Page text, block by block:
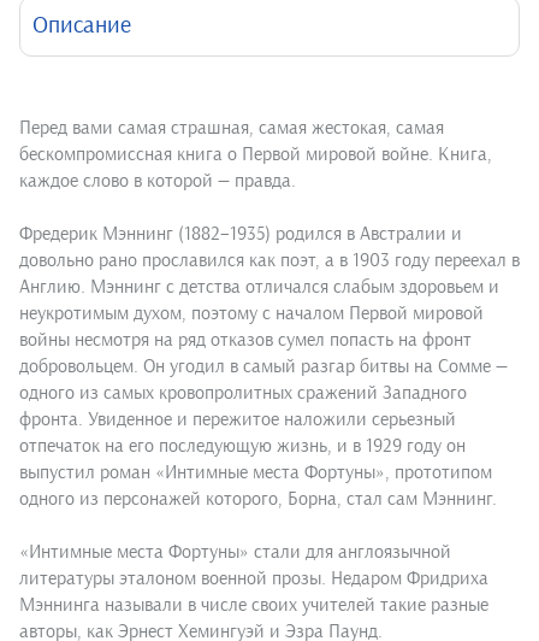
Описание
Перед вами самая страшная, самая жестокая, самая
бескомпромиссная книга о Первой мировой войне. Книга,
каждое слово в которой — правда.
Фредерик Мэннинг (1882–1935) родился в Австралии и
довольно рано прославился как поэт, а в 1903 году переехал в
Англию. Мэннинг с детства отличался слабым здоровьем и
неукротимым духом, поэтому с началом Первой мировой
войны несмотря на ряд отказов сумел попасть на фронт
добровольцем. Он угодил в самый разгар битвы на Сомме —
одного из самых кровопролитных сражений Западного
фронта. Увиденное и пережитое наложили серьезный
отпечаток на его последующую жизнь, и в 1929 году он
выпустил роман «Интимные места Фортуны», прототипом
одного из персонажей которого, Борна, стал сам Мэннинг.
«Интимные места Фортуны» стали для англоязычной
литературы эталоном военной прозы. Недаром Фридриха
Мэннинга называли в числе своих учителей такие разные
авторы, как Эрнест Хемингуэй и Эзра Паунд.